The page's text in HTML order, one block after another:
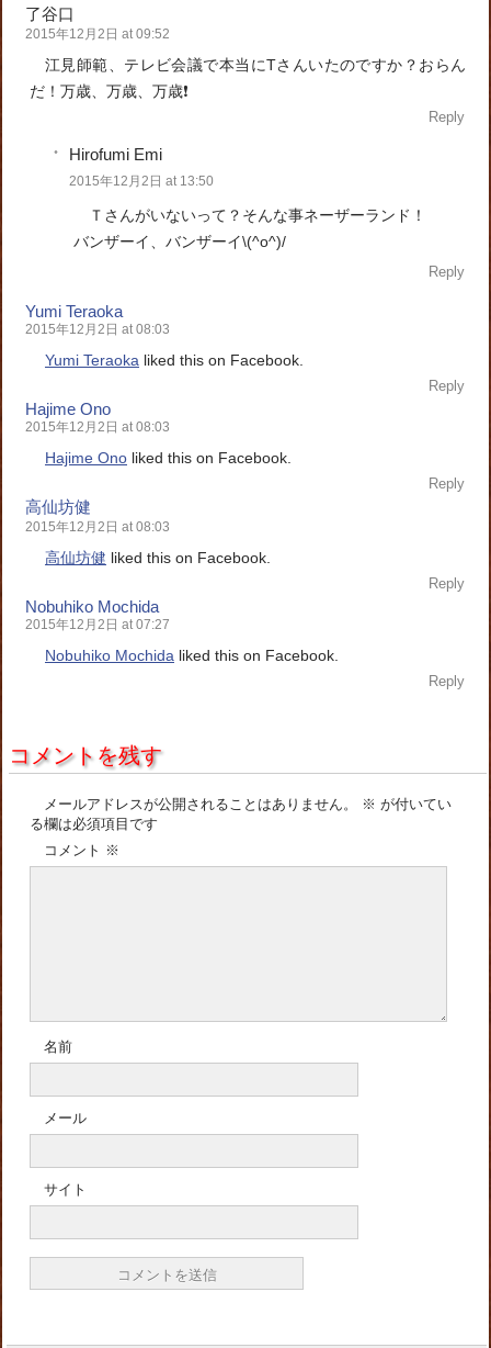
了谷口
2015年12月2日 at 09:52
江見師範、テレビ会議で本当にTさんいたのですか？おらん
だ！万歳、万歳、万歳❗️
Reply
Hirofumi Emi
2015年12月2日 at 13:50
Ｔさんがいないって？そんな事ネーザーランド！
バンザーイ、バンザーイ\(^o^)/
Reply
Yumi Teraoka
2015年12月2日 at 08:03
Yumi Teraoka liked this on Facebook.
Reply
Hajime Ono
2015年12月2日 at 08:03
Hajime Ono liked this on Facebook.
Reply
高仙坊健
2015年12月2日 at 08:03
高仙坊健 liked this on Facebook.
Reply
Nobuhiko Mochida
2015年12月2日 at 07:27
Nobuhiko Mochida liked this on Facebook.
Reply
コメントを残す
メールアドレスが公開されることはありません。 ※ が付いてい
る欄は必須項目です
コメント ※
名前
メール
サイト